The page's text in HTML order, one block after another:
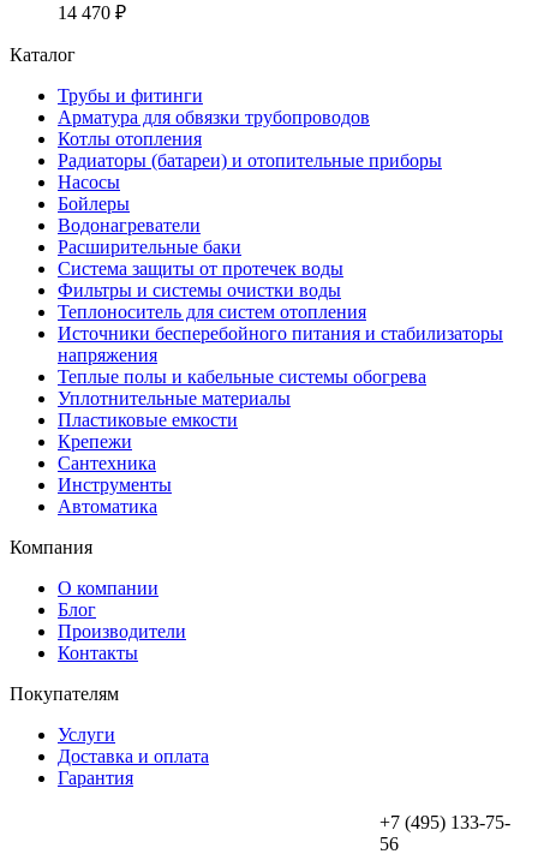
14 470 ₽
Каталог
Трубы и фитинги
Арматура для обвязки трубопроводов
Котлы отопления
Радиаторы (батареи) и отопительные приборы
Насосы
Бойлеры
Водонагреватели
Расширительные баки
Система защиты от протечек воды
Фильтры и системы очистки воды
Теплоноситель для систем отопления
Источники бесперебойного питания и стабилизаторы
напряжения
Теплые полы и кабельные системы обогрева
Уплотнительные материалы
Пластиковые емкости
Крепежи
Сантехника
Инструменты
Автоматика
Компания
О компании
Блог
Производители
Контакты
Покупателям
Услуги
Доставка и оплата
Гарантия
+7 (495) 133-75-
56